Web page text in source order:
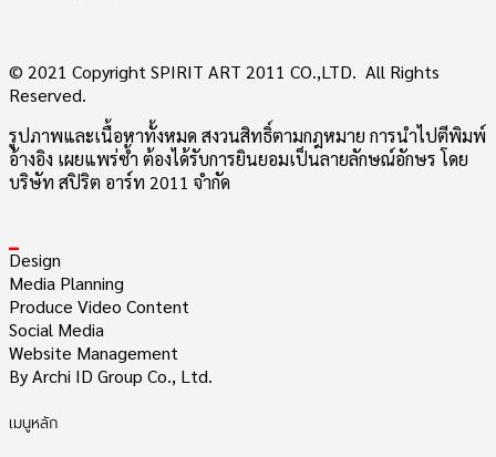
© 2021 Copyright SPIRIT ART 2011 CO.,LTD. All Rights
Reserved.
รูปภาพและเนื้อหาทั้งหมด สงวนสิทธิ์ตามกฎหมาย การนำไปตีพิมพ์
อ้างอิง เผยแพร่ซ้ำ ต้องได้รับการยินยอมเป็นลายลักษณ์อักษร โดย
บริษัท สปิริต อาร์ท 2011 จำกัด
Design
Media Planning
Produce Video Content
Social Media
Website Management
By Archi ID Group Co., Ltd.
เมนูหลัก